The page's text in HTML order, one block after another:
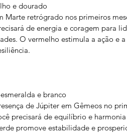
e dourado
Marte retrógrado nos primeiros
de energia e coragem para
O vermelho estimula a ação e
e branco
de Júpiter em Gêmeos no
precisará de equilíbrio e
promove estabilidade e